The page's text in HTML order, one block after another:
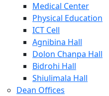
Medical Center
Physical Education
ICT Cell
Agnibina Hall
Dolon Chanpa Hall
Bidrohi Hall
Shiulimala Hall
Dean Offices